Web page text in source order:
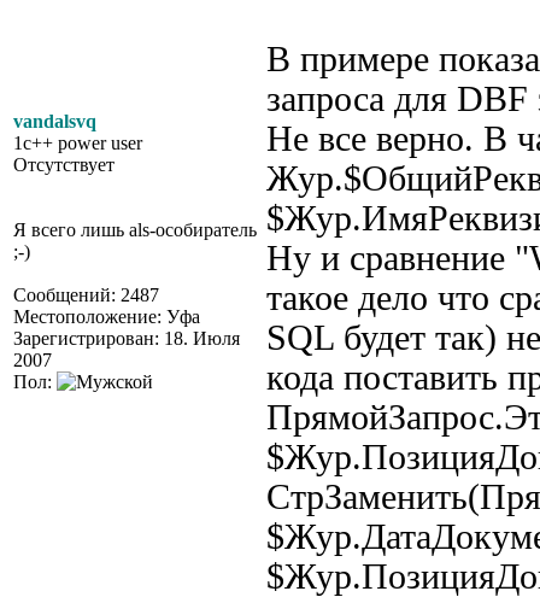
vandalsvq
1c++ power user
Отсутствует
Я всего лишь als-особиратель
;-)
Сообщений: 2487
Местоположение: Уфа
Зарегистрирован: 18. Июля
2007
Пол:
В примере
запроса для
Не все верно. В
Ну и сравнение
такое дело что
SQL будет так)
кода поставить